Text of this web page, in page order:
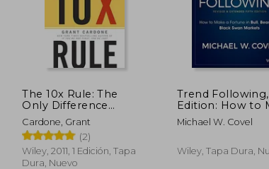
The 10x Rule: The
Only Difference
Between Success and
Failure (en Inglés)
Cardone, Grant
(2)
Wiley, 2011, 1 Edición, Tapa
Dura, Nuevo
Trend
Edition: How to
a Fortune in Bull,
and Black Swan
Trading)
Michael W. Covel
Wiley, Tapa Dura,